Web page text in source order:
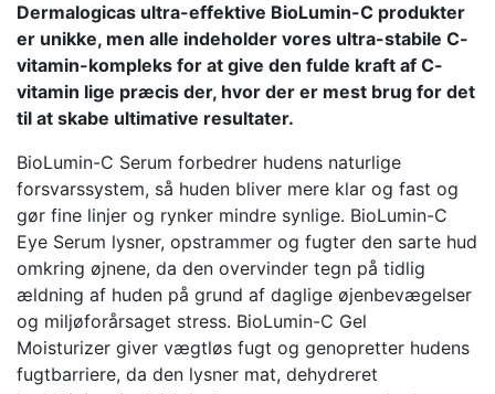
Dermalogicas ultra-effektive BioLumin-C produkter
er unikke, men alle indeholder vores ultra-stabile C-
vitamin-kompleks for at give den fulde kraft af C-
vitamin lige præcis der, hvor der er mest brug for det
til at skabe ultimative resultater.
BioLumin-C Serum forbedrer hudens naturlige
forsvarssystem, så huden bliver mere klar og fast og
gør fine linjer og rynker mindre synlige. BioLumin-C
Eye Serum lysner, opstrammer og fugter den sarte hud
omkring øjnene, da den overvinder tegn på tidlig
ældning af huden på grund af daglige øjenbevægelser
og miljøforårsaget stress. BioLumin-C Gel
Moisturizer giver vægtløs fugt og genopretter hudens
fugtbarriere, da den lysner mat, dehydreret